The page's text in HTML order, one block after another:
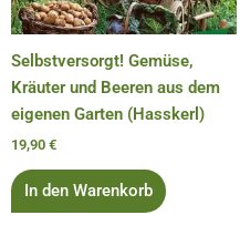
Selbstversorgt! Gemüse,
Kräuter und Beeren aus dem
eigenen Garten (Hasskerl)
19,90 €
In den Warenkorb